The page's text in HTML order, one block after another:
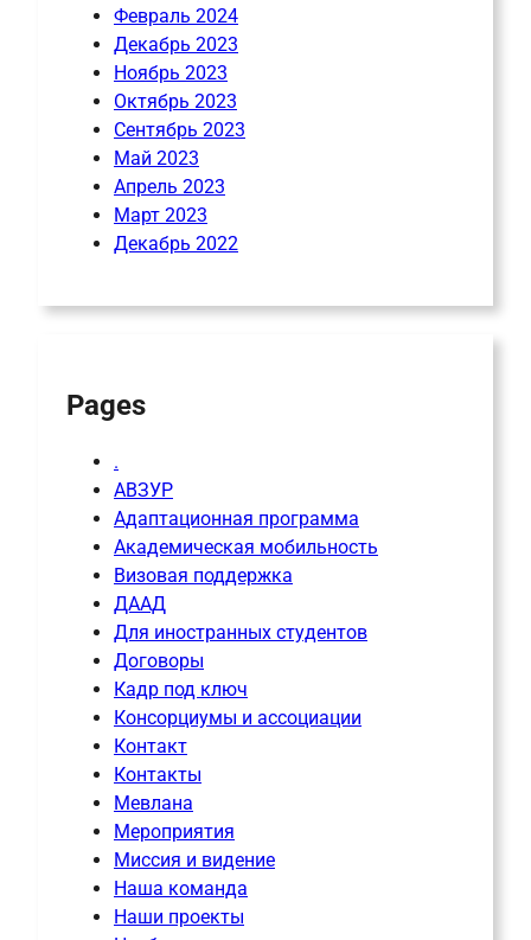
Февраль 2024
Декабрь 2023
Ноябрь 2023
Октябрь 2023
Сентябрь 2023
Май 2023
Апрель 2023
Март 2023
Декабрь 2022
Pages
.
АВЗУР
Адаптационная программа
Академическая мобильность
Визовая поддержка
ДААД
Для иностранных студентов
Договоры
Кадр под ключ
Консорциумы и ассоциации
Контакт
Контакты
Мевлана
Мероприятия
Миссия и видение
Наша команда
Наши проекты